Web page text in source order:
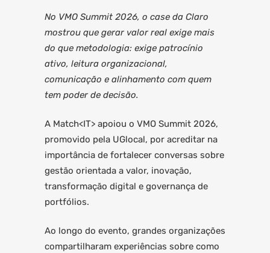
No VMO Summit 2026, o case da Claro
mostrou que gerar valor real exige mais
do que metodologia: exige patrocínio
ativo, leitura organizacional,
comunicação e alinhamento com quem
tem poder de decisão.
A Match<IT> apoiou o VMO Summit 2026,
promovido pela UGlocal, por acreditar na
importância de fortalecer conversas sobre
gestão orientada a valor, inovação,
transformação digital e governança de
portfólios.
Ao longo do evento, grandes organizações
compartilharam experiências sobre como